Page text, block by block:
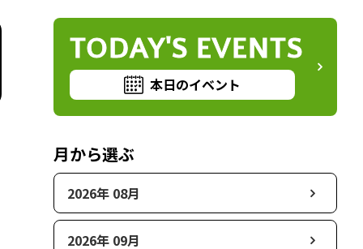
TODAY'S EVENTS
本日のイベント
月から選ぶ
2026年 08月
2026年 09月